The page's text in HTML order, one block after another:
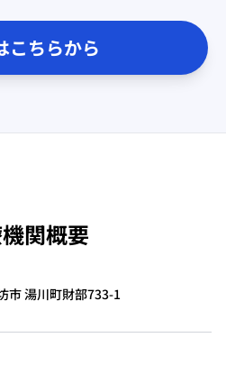
こちらから
関概要
市 湯川町財部733-1